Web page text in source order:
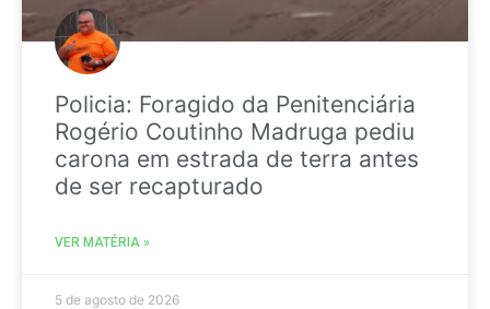
Policia: Foragido da Penitenciária
Rogério Coutinho Madruga pediu
carona em estrada de terra antes
de ser recapturado
VER MATÉRIA »
5 de agosto de 2026